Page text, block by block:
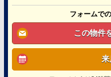
フォームで
この物件
来